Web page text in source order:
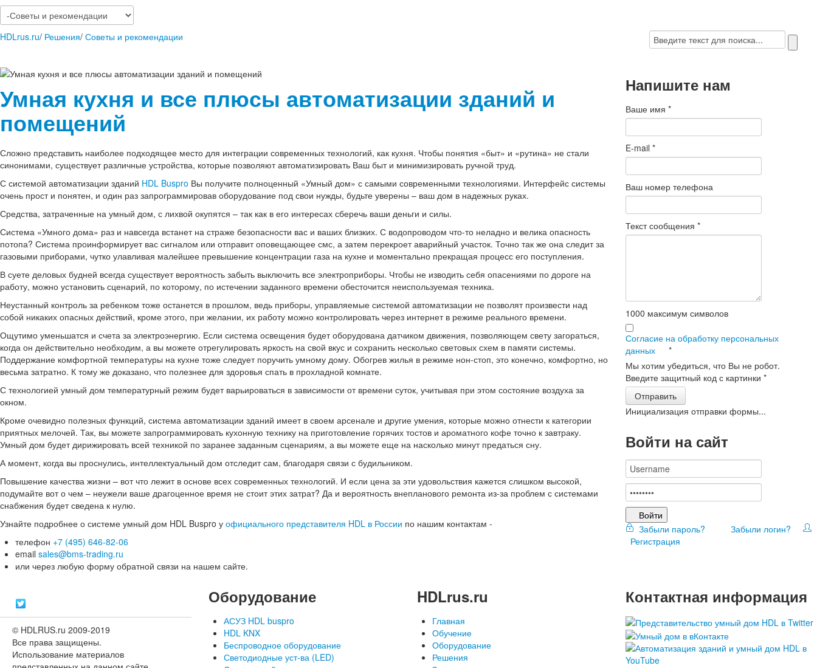
HDLrus.ru/ Решения/ Советы и рекомендации
Умная кухня и все плюсы автоматизации зданий и
помещений
Сложно представить наиболее подходящее место для интеграции современных технологий, как ‪‎кухня‬. Чтобы понятия «быт» и «рутина» не стали
синонимами, существует различные устройства, которые позволяют автоматизировать Ваш быт и минимизировать ручной труд.
С системой автоматизации зданий ‪ HDL‬ ‪Buspro‬ Вы получите полноценный «Умный дом» с самыми современными технологиями. Интерфейс системы
очень прост и понятен, и один раз запрограммировав оборудование под свои нужды, будьте уверены – ваш дом в надежных руках.
Средства, затраченные на ‪умный дом‬, с лихвой окупятся – так как в его интересах сберечь ваши деньги и силы.
Система «Умного дома» раз и навсегда встанет на страже безопасности вас и ваших близких. С водопроводом что-то неладно и велика опасность
потопа? Система проинформирует вас сигналом или отправит оповещающее смс, а затем перекроет аварийный участок. Точно так же она следит за
газовыми приборами, чутко улавливая малейшее превышение концентрации газа на кухне и моментально прекращая процесс его поступления.
В суете деловых будней всегда существует вероятность забыть выключить все электроприборы. Чтобы не изводить себя опасениями по дороге на
работу, можно установить сценарий, по которому, по истечении заданного времени обесточится неиспользуемая техника.
Неустанный контроль за ребенком тоже останется в прошлом, ведь приборы, управляемые ‪‎системой автоматизации‬ не позволят произвести над
собой никаких опасных действий, кроме этого, при желании, их работу можно контролировать через интернет в режиме реального времени.
Ощутимо уменьшатся и счета за электроэнергию. Если система освещения будет оборудована датчиком движения, позволяющем свету загораться,
когда он действительно необходим, а вы можете отрегулировать яркость на свой вкус и сохранить несколько световых схем в памяти системы.
Поддержание комфортной температуры на кухне тоже следует поручить умному дому. Обогрев жилья в режиме нон-стоп, это конечно, комфортно, но
весьма затратно. К тому же доказано, что полезнее для здоровья спать в прохладной комнате.
С технологией умный дом температурный режим будет варьироваться в зависимости от времени суток, учитывая при этом состояние воздуха за
окном.
Кроме очевидно полезных функций, ‪система автоматизации зданий имеет в своем арсенале и другие умения, которые можно отнести к категории
приятных мелочей. Так, вы можете запрограммировать кухонную технику на ‪‎приготовление‬ горячих тостов и ароматного ‪‎кофе‬ точно к завтраку.
Умный дом будет дирижировать всей техникой по заранее заданным сценариям, а вы можете еще на насколько минут предаться сну.
А момент, когда вы проснулись, интеллектуальный дом отследит сам, благодаря связи с будильником.
Повышение качества жизни – вот что лежит в основе всех современных технологий. И если цена за эти удовольствия кажется слишком высокой,
подумайте вот о чем – неужели ваше драгоценное время не стоит этих затрат? Да и вероятность внепланового ремонта из-за проблем с системами
снабжения будет сведена к нулю.
Узнайте подробнее о системе умный дом HDL Buspro у официального представителя HDL в России по нашим контактам -
телефон +7 (495) 646-82-06
email sales@bms-trading.ru
или через любую форму обратной связи на нашем сайте.
Напишите нам
Ваше имя*
E-mail*
Ваш номер телефона
Текст сообщения*
1000 максимум символов
Согласие на обработку персональных
данных
*
Мы хотим убедиться, что Вы не робот.
Введите защитный код с картинки*
Отправить
Инициализация отправки формы...
Войти на сайт
Войти
Забыли пароль?
Забыли логин?
Регистрация
© HDLRUS.ru 2009-2019
Все права защищены.
Использование материалов
Оборудование
АСУЗ HDL buspro
HDL KNX
Беспроводное оборудование
Светодиодные уст-ва (LED)
HDLrus.ru
Главная
Обучение
Оборудование
Решения
Контактная информация